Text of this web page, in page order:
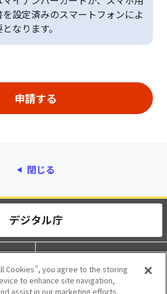
設定済みのスマートフォンによ
なります。
閉じる
個人情報保護
アクセシビリティ
Cookies”, you agree to the storing
to enhance site navigation,
assist in our marketing efforts.